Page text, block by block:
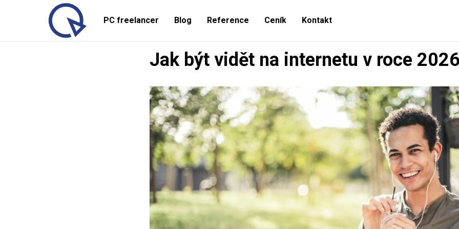
PC freelancer Blog Reference Ceník Kontakt
Jak být vidět na internetu v roce